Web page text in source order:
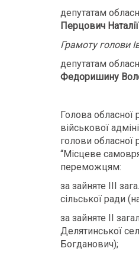
депутатам
Перцович
Грамоту голови
депутатам
Федоришину
Голова обласної
військової
голови обласної
“Місцеве
переможцям:
за зайняте ІІІ
сільської ради
за зайняте ІІ
Делятинської
Богданович);